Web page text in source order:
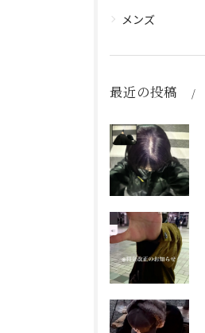
メンズ
最近の投稿